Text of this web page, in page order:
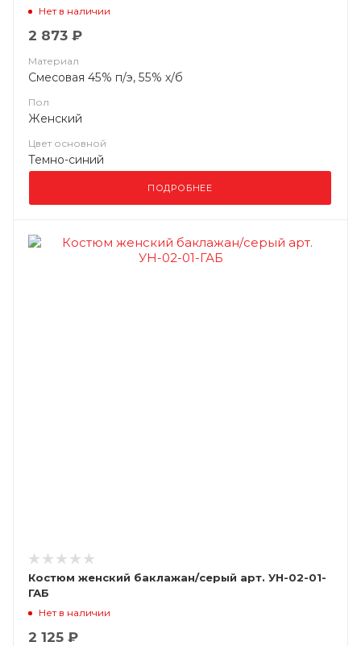
Нет в наличии
2 873 ₽
Материал
Смесовая 45% п/э, 55% х/б
Пол
Женский
Цвет основной
Темно-синий
ПОДРОБНЕЕ
Костюм женский баклажан/серый арт. УН-02-01-
ГАБ
Нет в наличии
2 125 ₽